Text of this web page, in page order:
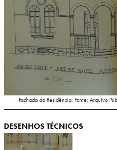
Fachada da Residência. Fonte: Arquivo
DESENHOS TÉCNICOS